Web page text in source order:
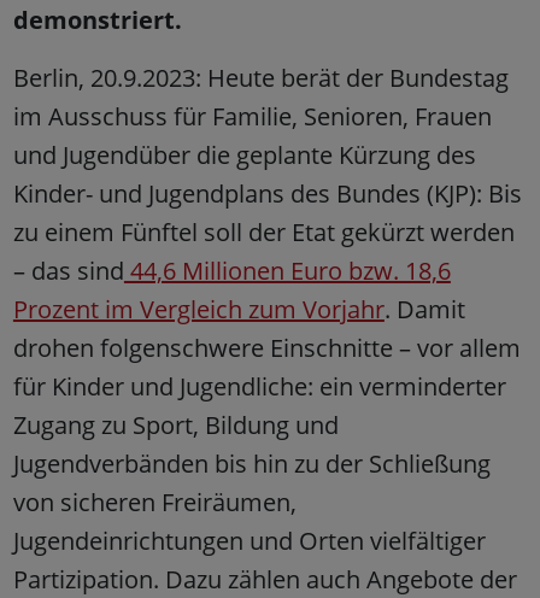
demonstriert.
Berlin, 20.9.2023: Heute berät der Bundestag
im Ausschuss für Familie, Senioren, Frauen
und Jugendüber die geplante Kürzung des
Kinder- und Jugendplans des Bundes (KJP): Bis
zu einem Fünftel soll der Etat gekürzt werden
– das sind 44,6 Millionen Euro bzw. 18,6
Prozent im Vergleich zum Vorjahr. Damit
drohen folgenschwere Einschnitte – vor allem
für Kinder und Jugendliche: ein verminderter
Zugang zu Sport, Bildung und
Jugendverbänden bis hin zu der Schließung
von sicheren Freiräumen,
Jugendeinrichtungen und Orten vielfältiger
Partizipation. Dazu zählen auch Angebote der